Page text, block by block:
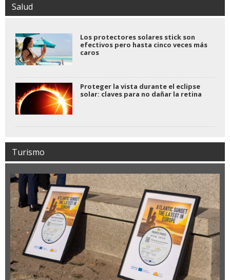
Salud
Los protectores solares stick son
efectivos pero hasta cinco veces más
caros
Proteger la vista durante el eclipse
solar: claves para no dañar la retina
Turismo